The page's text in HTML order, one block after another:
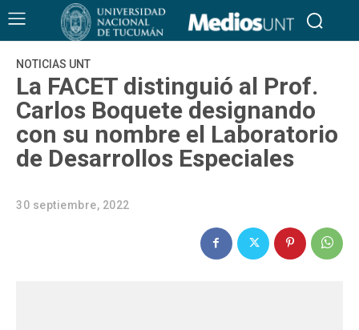
NOTICIAS UNT
La FACET distinguió al Prof.
Carlos Boquete designando
con su nombre el Laboratorio
de Desarrollos Especiales
30 septiembre, 2022